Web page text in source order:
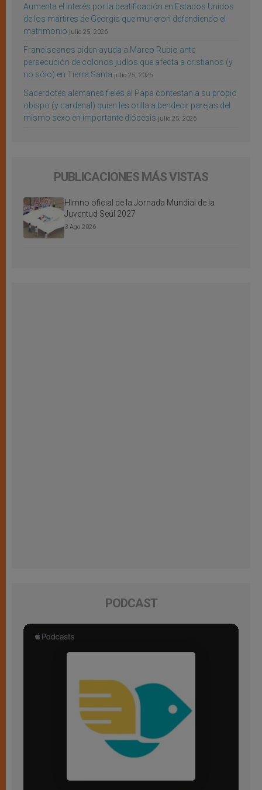
Aumenta el interés por la beatificación en Estados Unidos
de los mártires de Georgia que murieron defendiendo el
matrimonio julio 25, 2026
Franciscanos piden ayuda a Marco Rubio ante
persecución de colonos judíos que afecta a cristianos (y
no sólo) en Tierra Santa julio 25, 2026
Sacerdotes alemanes fieles al Papa contestan a su propio
obispo (y cardenal) quien les orilla a bendecir parejas del
mismo sexo en importante diócesis julio 25, 2026
PUBLICACIONES MÁS VISTAS
Himno oficial de la Jornada Mundial de la
Juventud Seúl 2027
3 Ago 2026
PODCAST